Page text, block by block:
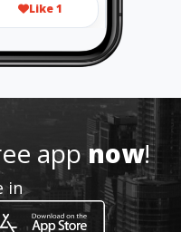
Like 1
-
appnow!
in